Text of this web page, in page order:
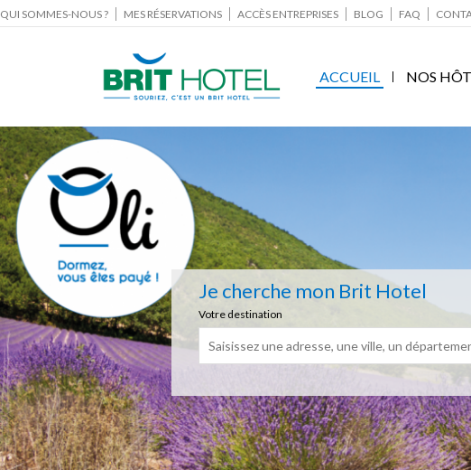
QUI SOMMES-NOUS ? MES RÉSERVATIONS ACCÈS ENTREPRISES BLOG FAQ
ACCUEIL NOS
Je cherche mon Brit Hotel
Votre destination